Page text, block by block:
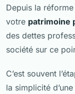
Depuis la
votre patrimoine
des dettes
société sur ce
C’est souvent
la simplicité